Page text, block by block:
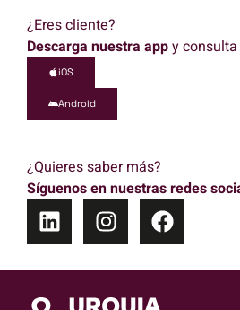
¿Eres cliente?
Descarga nuestra appy
iOS
Android
¿Quieres saber más?
Síguenos en nuestras redes